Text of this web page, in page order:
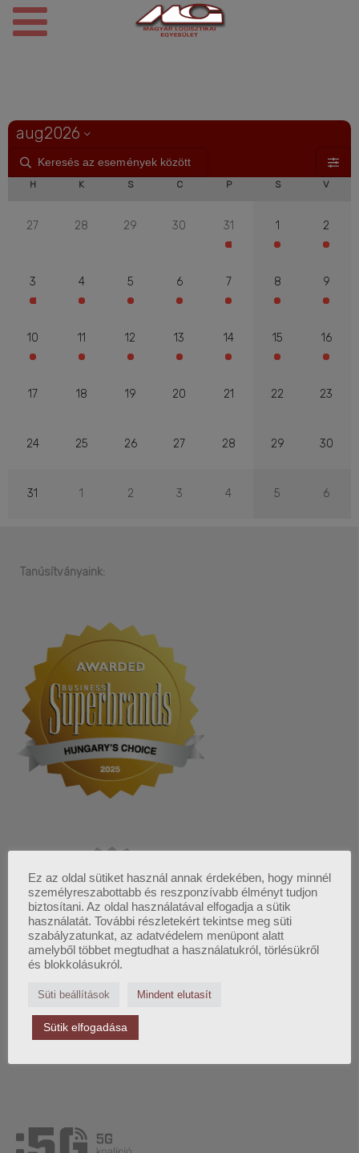
aug2026
H K S C P S V
27 28 29 30 31 1 2
3 4 5 6 7 8 9
10 11 12 13 14 15 16
17 18 19 20 21 22 23
24 25 26 27 28 29 30
31 1 2 3 4 5 6
Tanúsítványaink:
Ez az oldal sütiket használ annak érdekében, hogy minnél
személyreszabottabb és reszponzívabb élményt tudjon
biztosítani. Az oldal használatával elfogadja a sütik
használatát. További részletekért tekintse meg süti
szabályzatunkat, az adatvédelem menüpont alatt
amelyből többet megtudhat a használatukról, törlésükről
és blokkolásukról.
Süti beállítások Mindent elutasít
Sütik elfogadása